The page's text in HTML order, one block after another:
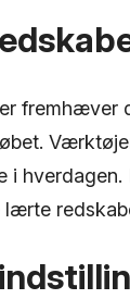
fremhæver
i
lærte